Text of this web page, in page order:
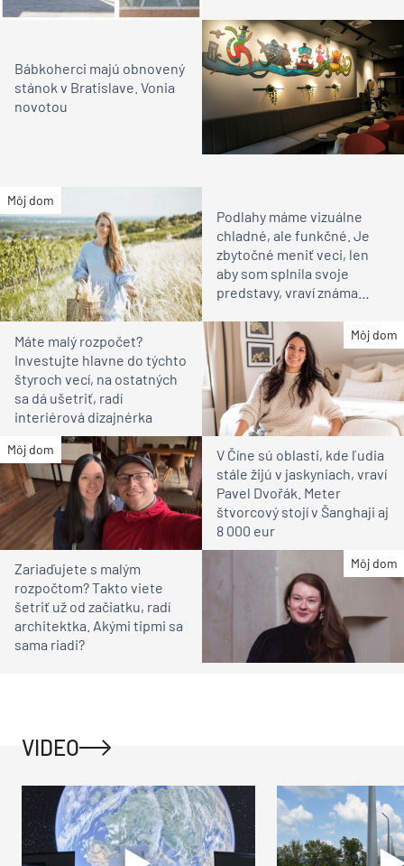
Bábkoherci majú obnovený
stánok v Bratislave. Vonia
novotou
Môj dom
Podlahy máme vizuálne
chladné, ale funkčné. Je
zbytočné meniť veci, len
aby som splnila svoje
predstavy, vraví známa
Môj dom
Máte malý rozpočet?
Investujte hlavne do týchto
štyroch vecí, na ostatných
sa dá ušetriť, radí
interiérová dizajnérka
Môj dom
V Číne sú oblasti, kde ľudia
stále žijú v jaskyniach, vraví
Pavel Dvořák. Meter
štvorcový stojí v Šanghaji aj
8 000 eur
Môj dom
Zariaďujete s malým
rozpočtom? Takto viete
šetriť už od začiatku, radí
architektka. Akými tipmi sa
sama riadi?
VIDEO